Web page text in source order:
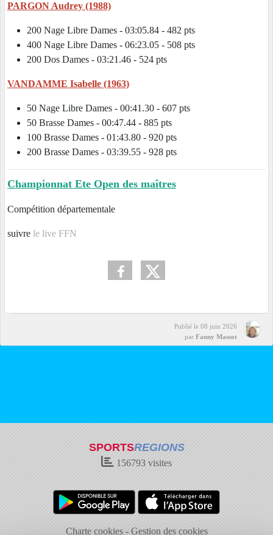
PARGON Audrey (1988)
200 Nage Libre Dames - 03:05.84 - 482 pts
400 Nage Libre Dames - 06:23.05 - 508 pts
200 Dos Dames - 03:21.46 - 524 pts
VANDAMME Isabelle (1963)
50 Nage Libre Dames - 00:41.30 - 607 pts
50 Brasse Dames - 00:47.44 - 885 pts
100 Brasse Dames - 01:43.80 - 920 pts
200 Brasse Dames - 03:39.55 - 928 pts
Championnat Ete Open des maîtres
Compétition départementale
suivre le live FFN
Publié le 08 juin 2026
par Fanny Massot
SPORTSREGIONS
156793 visites
Charte cookies Gestion des cookies